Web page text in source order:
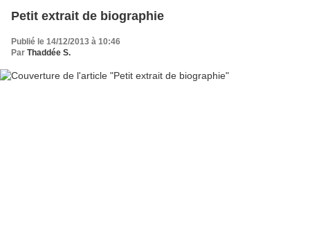
Petit extrait de biographie
Publié le 14/12/2013 à 10:46
Par Thaddée S.